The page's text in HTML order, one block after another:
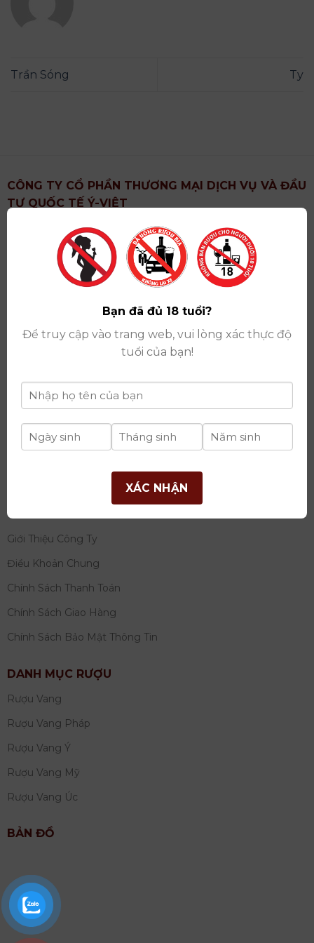
Trần Sóng Ty
CÔNG TY CỔ PHẦN THƯƠNG MẠI DỊCH VỤ VÀ ĐẦU
TƯ QUỐC TẾ Ý-VIỆT
: Khu 6, Xã Hoài Đức, Thành Phố Hà Nội
Showroom: Số 09 Phố Liễu Giai, Phường Ngọc Hà,
Thành Phố Hà Nội
Giấy ĐKKD số: 0102751615 do Sở Tài Chính Thành
Phố Hà Nội cấp lần đầu ngày 07/05/2008,đăng ký
thay đổi lần thứ 17 ngày 06/08/2025
Giấy phép Phân Phối Rượu số : 529/GP-BCT do Bộ
Công Thương cấp ngày 14/11/2022
Ngân hàng:Ngân hàng TMCP Đầu tư và phát triển
Việt Nam (BIDV)
tư quốc tế Ý-Việt
Tây Hồ, TP Hà Nội
THÔNG TIN
Giới Thiệu Công Ty
Điều Khoản Chung
Chính Sách Thanh Toán
Chính Sách Giao Hàng
Chính Sách Bảo Mật Thông Tin
DANH MỤC RƯỢU
Rượu Vang
Rượu Vang Pháp
Rượu Vang Ý
Rượu Vang Mỹ
Rượu Vang Úc
BẢN ĐỒ
Bạn đã đủ 18 tuổi?
Để truy cập vào trang web, vui lòng xác thực độ
tuổi của bạn!
XÁC NHẬN